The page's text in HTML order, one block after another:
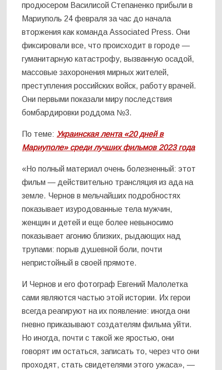
продюсером Василисой Степаненко прибыли в
Мариуполь 24 февраля за час до начала
вторжения как команда Associated Press. Они
фиксировали все, что происходит в городе —
гуманитарную катастрофу, вызванную осадой,
массовые захоронения мирных жителей,
преступления российских войск, работу врачей.
Они первыми показали миру последствия
бомбардировки роддома №3.
По теме: Украинская лента «20 дней в
Мариуполе» среди лучших фильмов 2023 года
«Но полный материал очень болезненный: этот
фильм — действительно трансляция из ада на
земле. Чернов в мельчайших подробностях
показывает изуродованные тела мужчин,
женщин и детей и еще более невыносимо
показывает агонию близких, рыдающих над
трупами: порыв душевной боли, почти
непристойный в своей прямоте.
И Чернов и его фотограф Евгений Малолетка
сами являются частью этой истории. Их герои
всегда реагируют на их появление: иногда они
гневно приказывают создателям фильма уйти.
Но иногда, почти с такой же яростью, они
говорят им остаться, записать то, через что они
проходят, стать свидетелями этого ужаса», —